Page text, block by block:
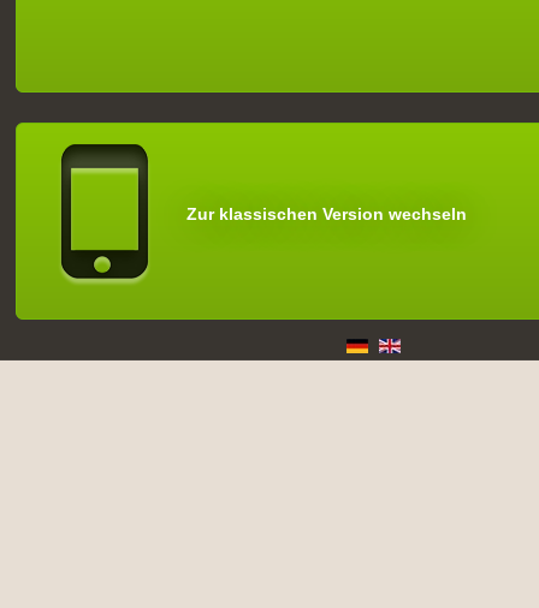
Zur klassischen Version wechseln